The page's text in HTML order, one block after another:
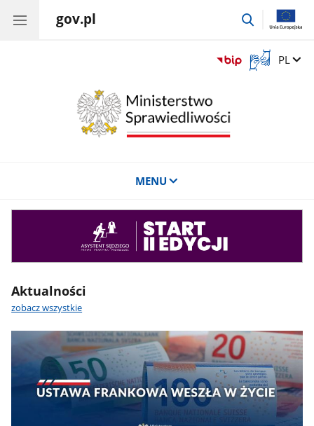
gov.pl
przejdź
Otwórz
okno
Zmień
PL
MENU
Aktualności
zobacz wszystkie